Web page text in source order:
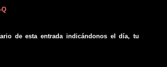
Q
de esta entrada indicándonos el día, tu